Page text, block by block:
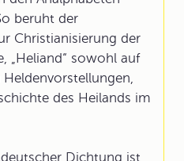
beruht der
Christianisierung der
„Heliand“ sowohl auf
des Heilands im
Dichtung ist